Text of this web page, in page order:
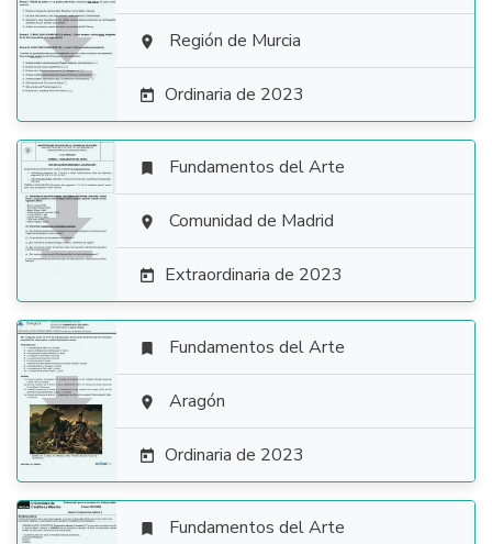
  Región de Murcia
 Ordinaria de 2023

 Fundamentos del Arte
 Comunidad de Madrid
 Extraordinaria de 2023

 Fundamentos del Arte
 Aragón
 Ordinaria de 2023
 Fundamentos del Arte